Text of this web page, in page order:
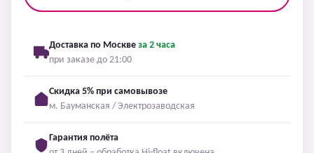
Доставка по Москве за 2 часа
при заказе до 21:00
Скидка 5% при самовывозе
м. Бауманская / Электрозаводская
Гарантия полёта